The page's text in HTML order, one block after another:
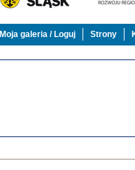
Moja galeria / Loguj Strony